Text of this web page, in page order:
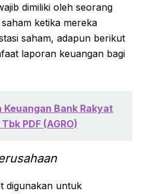
dimiliki oleh seorang
ketika mereka
saham, adapun berikut
laporan keuangan bagi
Keuangan Bank Rakyat
PDF (AGRO)
digunakan untuk